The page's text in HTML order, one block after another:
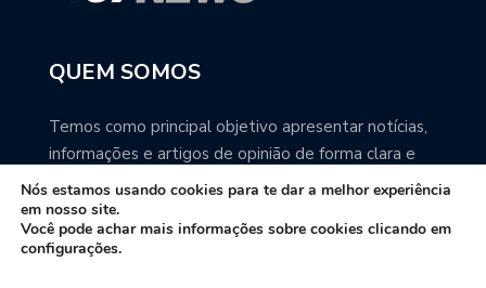
QUEM SOMOS
Temos como principal objetivo apresentar notícias,
informações e artigos de opinião de forma clara e
precisa. Você pode ter a total certeza que o
67NEWS é uma excelente fonte de informação
sobre Mato Grosso do Sul.
Nós estamos usando cookies para te dar a melhor experiência
em nosso site.
Você pode achar mais informações sobre cookies clicando em
configurações.